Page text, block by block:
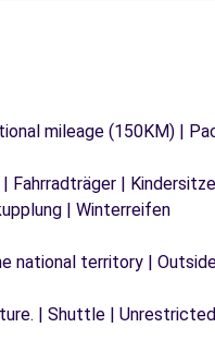
mileage (150KM) |
Fahrradträger |
| Winterreifen
national territory |
| Shuttle |